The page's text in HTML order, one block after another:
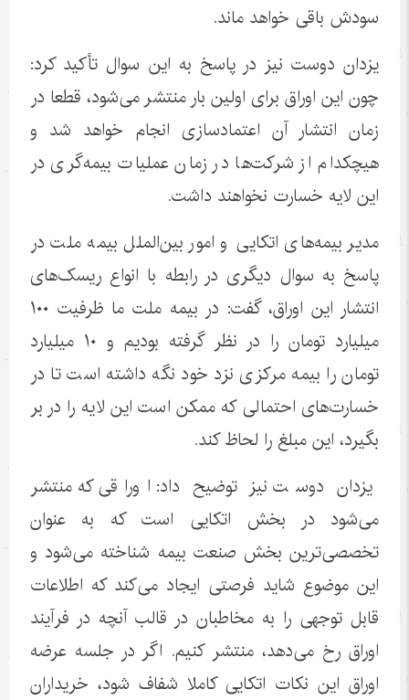
سودش باقی خواهد ماند.
یزدان دوست نیز در پاسخ به این سوال تأکید کرد:
چون این اوراق برای اولین بار منتشر می‌شود، قطعا در
زمان انتشار آن اعتمادسازی انجام خواهد شد و
هیچکدام از شرکت‌ها در زمان عملیات بیمه‌گری در
این لایه خسارت نخواهند داشت.
مدیر بیمه‌های اتکایی و امور بین‌الملل بیمه ملت در
پاسخ به سوال دیگری در رابطه با انواع ریسک‌های
انتشار این اوراق، گفت: در بیمه ملت ما ظرفیت ۱۰۰
میلیارد تومان را در نظر گرفته بودیم و ۱۰ میلیارد
تومان را بیمه مرکزی نزد خود نگه داشته است تا در
خسارت‌های احتمالی که ممکن است این لایه را در بر
بگیرد، این مبلغ را لحاظ کند.
یزدان دوست نیز توضیح داد: اوراقی که منتشر
می‌شود در بخش اتکایی است که به عنوان
تخصصی‌ترین بخش صنعت بیمه شناخته می‌شود و
این موضوع شاید فرصتی ایجاد می‌کند که اطلاعات
قابل توجهی را به مخاطبان در قالب آنچه در فرآیند
اوراق رخ می‌دهد، منتشر کنیم. اگر در جلسه عرضه
اوراق این نکات اتکایی کاملا شفاف شود، خریداران